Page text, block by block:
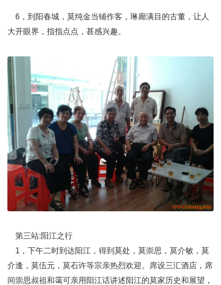
6，到阳春城，莫纯金当铺作客，琳廊满目的古董，让人
大开眼界，指指点点，甚感兴趣。
第三站:阳江之行
1，下午二时到达阳江，得到莫处，莫崇思，莫介敏，莫
介逢，莫伍元，莫石许等宗亲热烈欢迎。席设三汇酒店，席
间崇思叔祖和霭可亲用阳江话讲述阳江的莫家历史和展望，